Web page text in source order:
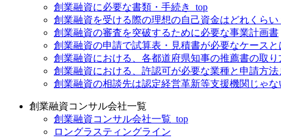
創業融資に必要な書類・手続き_top
創業融資を受ける際の理想の自己資金はどれくらい
創業融資の審査を突破するために必要な事業計画書
創業融資の申請で試算表・見積書が必要なケースと
創業融資における、各都道府県知事の推薦書の取り
創業融資における、許認可が必要な業種と申請方法
創業融資の相談先は認定経営革新等支援機関じゃな
創業融資コンサル会社一覧
創業融資コンサル会社一覧_top
ロングラスティングライン